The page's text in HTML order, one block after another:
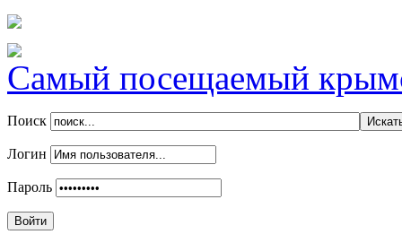
Самый посещаемый
Поиск
Логин
Пароль
Войти